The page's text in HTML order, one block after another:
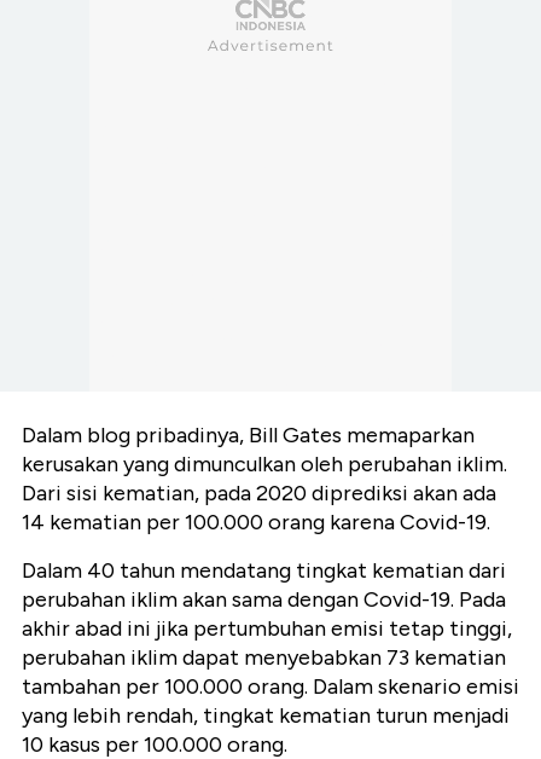
Dalam blog pribadinya, Bill Gates memaparkan
kerusakan yang dimunculkan oleh perubahan iklim.
Dari sisi kematian, pada 2020 diprediksi akan ada
14 kematian per 100.000 orang karena Covid-19.
Dalam 40 tahun mendatang tingkat kematian dari
perubahan iklim akan sama dengan Covid-19. Pada
akhir abad ini jika pertumbuhan emisi tetap tinggi,
perubahan iklim dapat menyebabkan 73 kematian
tambahan per 100.000 orang. Dalam skenario emisi
yang lebih rendah, tingkat kematian turun menjadi
10 kasus per 100.000 orang.